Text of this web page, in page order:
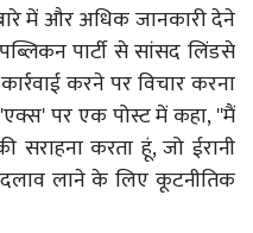
में और अधिक जानकारी देने
पार्टी से सांसद लिंडसे
करने पर विचार करना
'एक्स' पर एक पोस्ट में कहा, ''मैं
सराहना करता हूं, जो ईरानी
लाने के लिए कूटनीतिक